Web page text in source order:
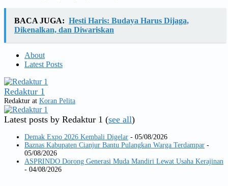
BACA JUGA: Hesti Haris: Budaya Harus Dijaga,
Dikenalkan, dan Diwariskan
About
Latest Posts
Redaktur 1
Redaktur at Koran Pelita
Latest posts by Redaktur 1 (see all)
Demak Expo 2026 Kembali Digelar - 05/08/2026
Baznas Kabupaten Cianjur Bantu Pulangkan Warga Terdampar -
05/08/2026
ASPRINDO Dorong Generasi Muda Mandiri Lewat Usaha Kerajinan
- 04/08/2026